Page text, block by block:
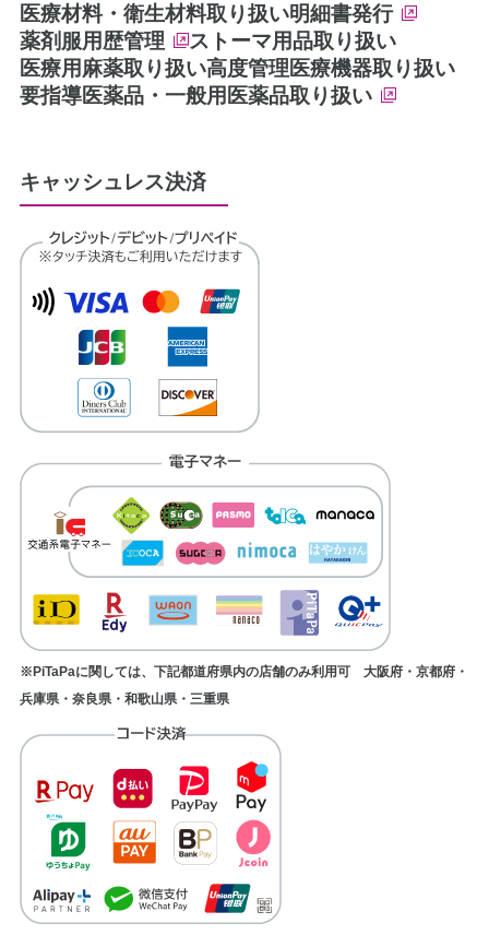
医療材料・衛生材料取り扱い明細書発行
薬剤服用歴管理
ストーマ用品取り扱い
医療用麻薬取り扱い高度管理医療機器取り扱い
要指導医薬品・一般用医薬品取り扱い
キャッシュレス決済
※PiTaPaに関しては、下記都道府県内の店舗のみ利用可 大阪府・京都府・
兵庫県・奈良県・和歌山県・三重県